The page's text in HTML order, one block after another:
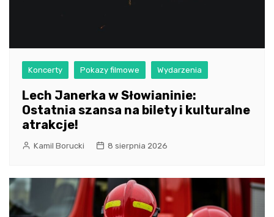
Koncerty Pokazy filmowe Wydarzenia
Lech Janerka w Słowianinie:
Ostatnia szansa na bilety i kulturalne
atrakcje!
Kamil Borucki 8 sierpnia 2026